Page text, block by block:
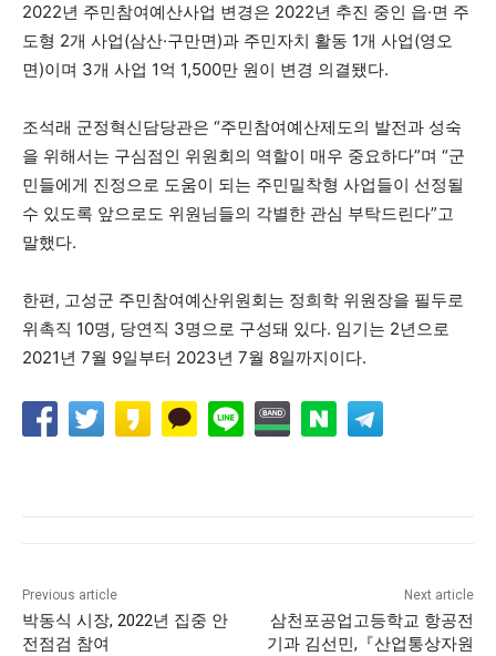
2022년 주민참여예산사업 변경은 2022년 추진 중인 읍·면 주
도형 2개 사업(삼산·구만면)과 주민자치 활동 1개 사업(영오
면)이며 3개 사업 1억 1,500만 원이 변경 의결됐다.
조석래 군정혁신담당관은 “주민참여예산제도의 발전과 성숙
을 위해서는 구심점인 위원회의 역할이 매우 중요하다”며 “군
민들에게 진정으로 도움이 되는 주민밀착형 사업들이 선정될
수 있도록 앞으로도 위원님들의 각별한 관심 부탁드린다”고
말했다.
한편, 고성군 주민참여예산위원회는 정희학 위원장을 필두로
위촉직 10명, 당연직 3명으로 구성돼 있다. 임기는 2년으로
2021년 7월 9일부터 2023년 7월 8일까지이다.
Previous article
박동식 시장, 2022년 집중 안
전점검 참여
Next article
삼천포공업고등학교 항공전
기과 김선민,『산업통상자원